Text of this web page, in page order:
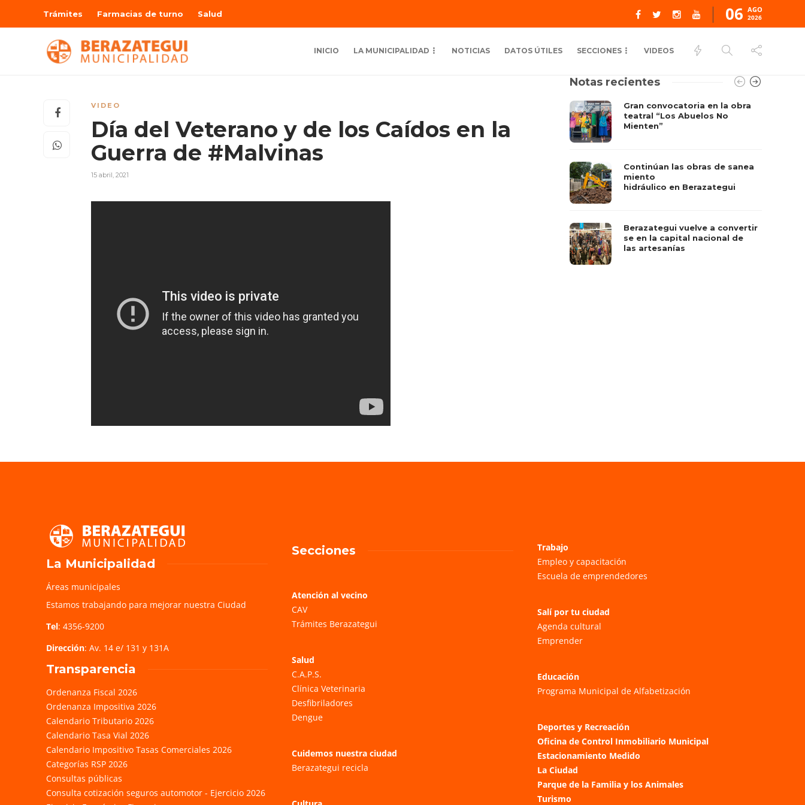
Trámites Farmacias de turno Salud 06 AGO
2026
INICIO LA MUNICIPALIDAD NOTICIAS DATOS ÚTILES SECCIONES VIDEOS
VIDEO
Día del Veterano y de los Caídos en la
Guerra de #Malvinas
15 abril, 2021
Notas recientes
Gran convocatoria en la obra
teatral “Los Abuelos No
Mienten”
Continúan las obras de sanea
miento
hidráulico en Berazategui
Berazategui vuelve a convertir
se en la capital nacional de
las artesanías
La Municipalidad
Áreas municipales
Estamos trabajando para mejorar nuestra Ciudad
Tel: 4356-9200
Dirección: Av. 14 e/ 131 y 131A
Transparencia
Ordenanza Fiscal 2026
Ordenanza Impositiva 2026
Calendario Tributario 2026
Calendario Tasa Vial 2026
Calendario Impositivo Tasas Comerciales 2026
Categorías RSP 2026
Consultas públicas
Consulta cotización seguros automotor - Ejercicio 2026
Secciones
Atención al vecino
CAV
Trámites Berazategui
Salud
C.A.P.S.
Clínica Veterinaria
Desfibriladores
Dengue
Cuidemos nuestra ciudad
Berazategui recicla
Trabajo
Empleo y capacitación
Escuela de emprendedores
Salí por tu ciudad
Agenda cultural
Emprender
Educación
Programa Municipal de Alfabetización
Deportes y Recreación
Oficina de Control Inmobiliario Municipal
Estacionamiento Medido
La Ciudad
Parque de la Familia y los Animales
Turismo